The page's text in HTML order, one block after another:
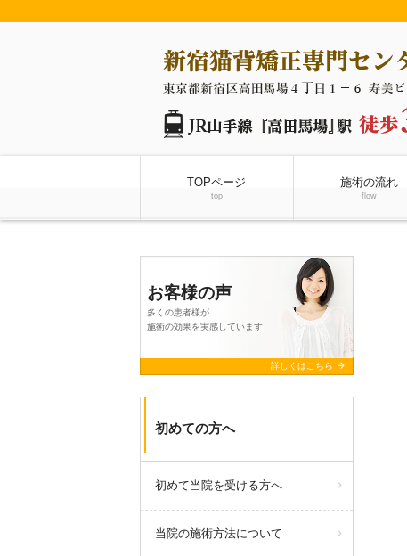
TOPページ
top
施術の流れ
flow
お客様の声
多くの患者様が
施術の効果を実感しています
詳しくはこちら arrow_forward
初めての方へ
初めて当院を受ける方へ
当院の施術方法について